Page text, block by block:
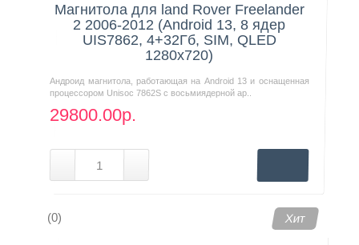
Магнитола для land Rover Freelander
2 2006-2012 (Android 13, 8 ядер
UIS7862, 4+32Гб, SIM, QLED
1280x720)
Андроид магнитола, работающая на Android 13 и оснащенная
процессором Unisoc 7862S с восьмиядерной ар..
29800.00р.
(0) Хит